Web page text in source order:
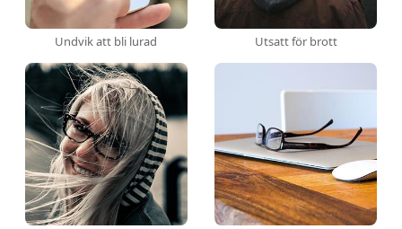
Undvik att bli lurad Utsatt för brott